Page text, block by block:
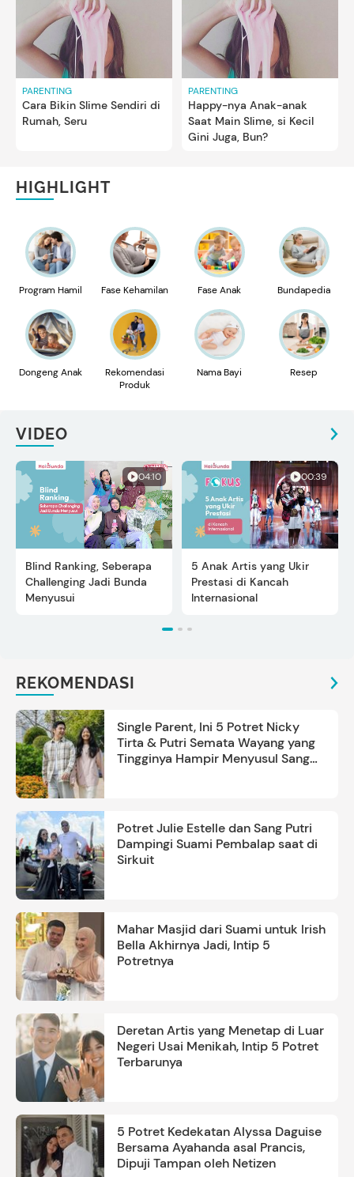
PARENTING
Cara Bikin Slime Sendiri di
Rumah, Seru
PARENTING
Happy-nya Anak-anak
Saat Main Slime, si Kecil
Gini Juga, Bun?
HIGHLIGHT
Program Hamil Fase Kehamilan Fase Anak Bundapedia
Dongeng Anak
Rekomendasi
Produk
Nama Bayi Resep
VIDEO
04:10
Blind Ranking, Seberapa
Challenging Jadi Bunda
Menyusui
00:39
5 Anak Artis yang Ukir
Prestasi di Kancah
Internasional
REKOMENDASI
Single Parent, Ini 5 Potret Nicky
Tirta & Putri Semata Wayang yang
Tingginya Hampir Menyusul Sang
Potret Julie Estelle dan Sang Putri
Dampingi Suami Pembalap saat di
Sirkuit
Mahar Masjid dari Suami untuk Irish
Bella Akhirnya Jadi, Intip 5
Potretnya
Deretan Artis yang Menetap di Luar
Negeri Usai Menikah, Intip 5 Potret
Terbarunya
5 Potret Kedekatan Alyssa Daguise
Bersama Ayahanda asal Prancis,
Dipuji Tampan oleh Netizen